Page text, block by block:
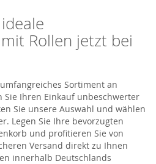
Rollen jetzt bei
Sortiment an
Sie Ihren Einkauf unbeschwerter
Sie unsere Auswahl und wählen
Legen Sie Ihre bevorzugten
und profitieren Sie von
Versand direkt zu Ihnen
innerhalb Deutschlands